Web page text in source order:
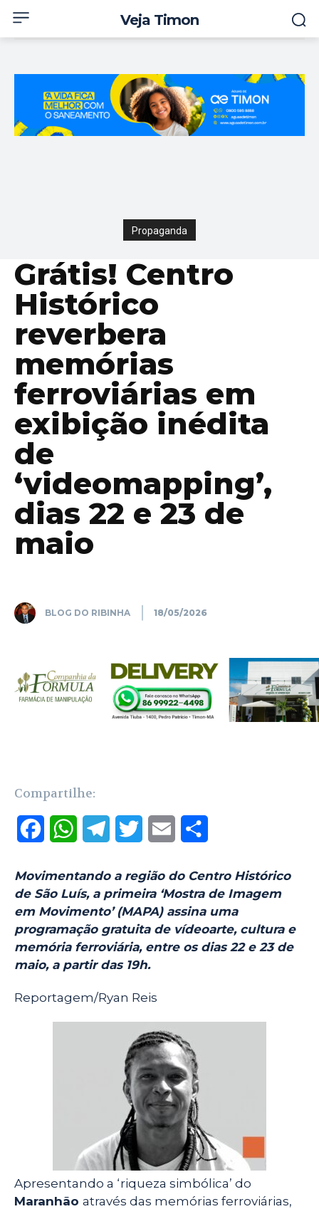
Veja Timon
Propaganda
Grátis! Centro
Histórico
reverbera
memórias
ferroviárias em
exibição inédita
de
‘videomapping’,
dias 22 e 23 de
maio
BLOG DO RIBINHA 18/05/2026
Compartilhe:
c
e
b
o
W
a
t
s
A
l
e
g
r
i
t
t
e
a
i
l
a
r
e
Movimentando a região do Centro Histórico
de São Luís, a primeira ‘Mostra de Imagem
em Movimento’ (MAPA) assina uma
programação gratuita de vídeoarte, cultura e
memória ferroviária, entre os dias 22 e 23 de
maio, a partir das 19h.
Reportagem/Ryan Reis
Apresentando a ‘riqueza simbólica’ do
Maranhão através das memórias ferroviárias,